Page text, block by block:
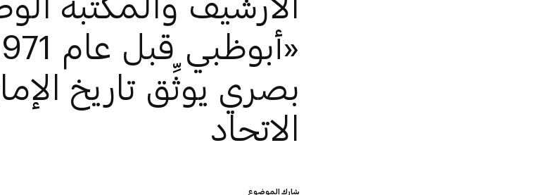
بصري يوثِّق تاريخ
الاتحاد
شارك الموضوع